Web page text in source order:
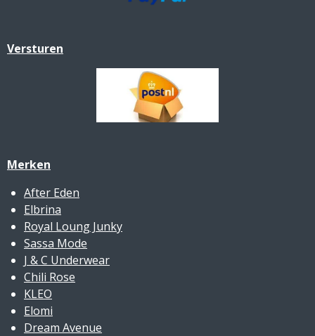
Versturen
Merken
After Eden
Elbrina
Royal Loung Junky
Sassa Mode
J & C Underwear
Chili Rose
KLEO
Elomi
Dream Avenue